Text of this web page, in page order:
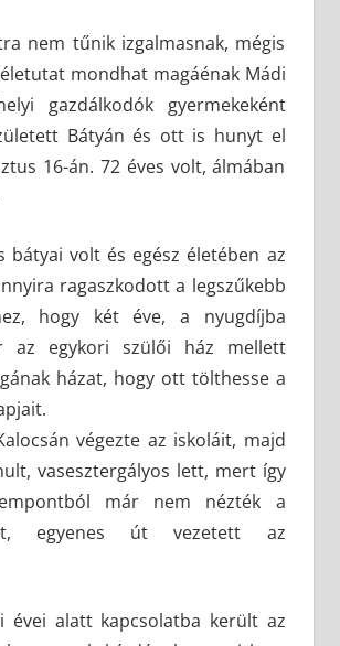
nem tűnik izgalmasnak, mégis
mondhat magáénak Mádi
gazdálkodók gyermekeként
Bátyán és ott is hunyt el
16-án. 72 éves volt, álmában
bátyai volt és egész életében az
ragaszkodott a legszűkebb
hogy két éve, a nyugdíjba
az egykori szülői ház mellett
házat, hogy ott tölthesse a
végezte az iskoláit, majd
vasesztergályos lett, mert így
már nem nézték a
egyenes út vezetett az
évei alatt kapcsolatba került az